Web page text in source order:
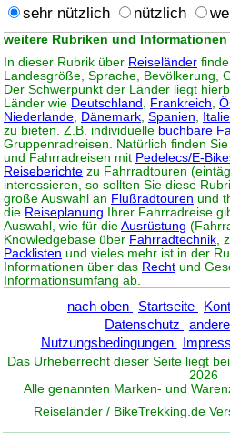
sehr nützlich nützlich
weitere Rubriken und
In dieser Rubrik über Reiseländer
Landesgröße, Sprache, Bevölkerung,
Der Schwerpunkt der Länder liegt
Länder wie Deutschland , Frankreich,
Niederlande, Dänemark, Spanien,
zu bieten. Z.B. individuelle buchbare
Gruppenradreisen. Natürlich finden
und Fahrradreisen mit Pedelecs/E-
Reiseberichte zu Fahrradtouren
interessieren, so sollten Sie diese
große Auswahl an Flußradtouren und
die Reiseplanung Ihrer Fahrradreise
Auswahl, wie für die Ausrüstung
Knowledgebase über Fahrradtechnik,
Packlisten und vieles mehr ist in der
Informationen über das Recht und
Informationsumfang ab.
nach oben Startseite
Datenschutz
Nutzungsbedingungen
Das Urheberrecht dieser Seite liegt
2026
Alle genannten Marken- und
Reiseländer / BikeTrekking.de